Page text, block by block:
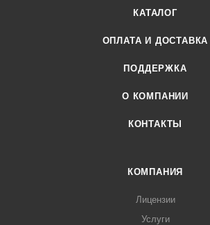
КАТАЛОГ
ОПЛАТА И ДОСТАВКА
ПОДДЕРЖКА
О КОМПАНИИ
КОНТАКТЫ
КОМПАНИЯ
Лицензии
Услуги